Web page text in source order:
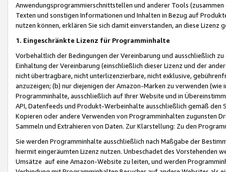
Anwendungsprogrammierschnittstellen und anderer Tools (zusammen
Texten und sonstigen Informationen und Inhalten in Bezug auf
nutzen können, erklären Sie sich damit einverstanden, an diese Lizenz
1. Eingeschränkte Lizenz für Programminhalte
Vorbehaltlich der Bedingungen der Vereinbarung und ausschließlich
Einhaltung der Vereinbarung (einschließlich dieser Lizenz und der
nicht übertragbare, nicht unterlizenzierbare, nicht exklusive,
anzuzeigen; (b) nur diejenigen der Amazon-Marken zu verwenden
Programminhalte, ausschließlich auf Ihrer Website und in
API, Datenfeeds und Produkt-Werbeinhalte ausschließlich gemäß
Kopieren oder andere Verwenden von Programminhalten zugunsten
Sammeln und Extrahieren von Daten. Zur Klarstellung: Zu den
Sie werden Programminhalte ausschließlich nach Maßgabe der
hiermit eingeräumten Lizenz nutzen. Unbeschadet des Vorstehenden
Umsätze auf eine Amazon-Website zu leiten, und werden